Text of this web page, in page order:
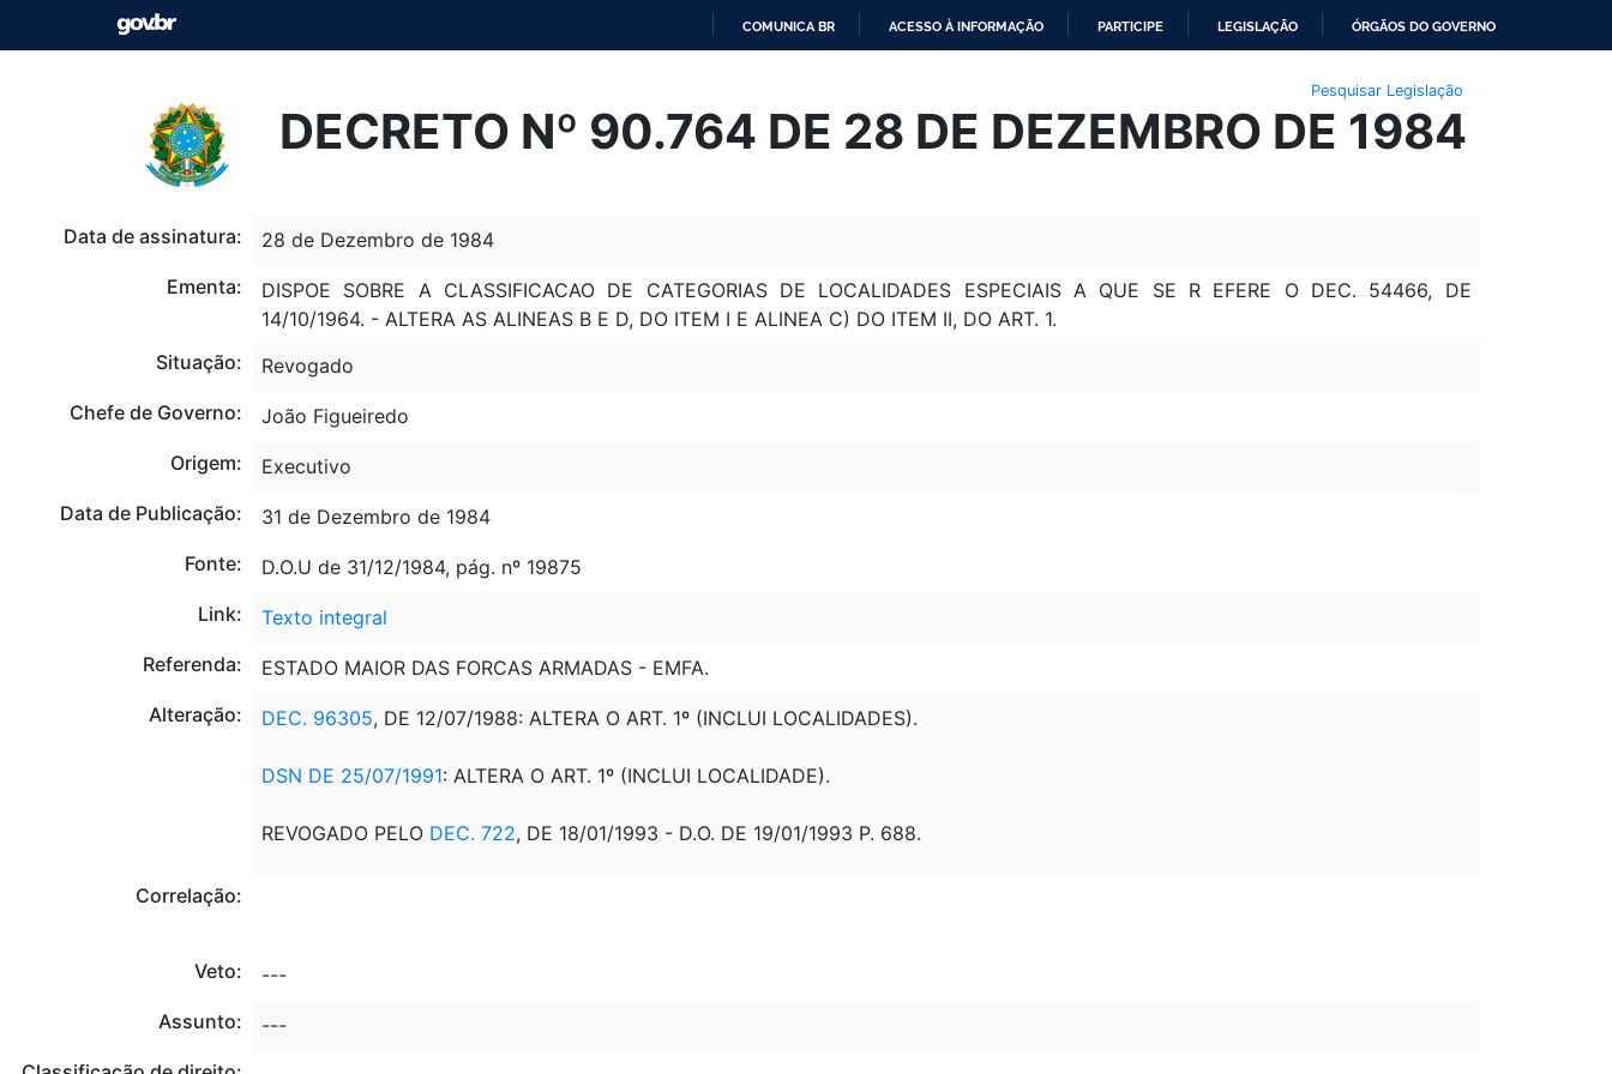
O
CONTEÚDO
COMUNICA BR ACESSO À INFORMAÇÃO PARTICIPE LEGISLAÇÃO ÓRGÃOS DO GOVERNO
Pesquisar Legislação
DECRETO Nº 90.764 DE 28 DE DEZEMBRO DE 1984
Data de assinatura:
28 de Dezembro de 1984
Ementa:
DISPOE SOBRE A CLASSIFICACAO DE CATEGORIAS DE LOCALIDADES ESPECIAIS A QUE SE R EFERE O DEC. 54466, DE
14/10/1964. - ALTERA AS ALINEAS B E D, DO ITEM I E ALINEA C) DO ITEM II, DO ART. 1.
Situação:
Revogado
Chefe de Governo:
João Figueiredo
Origem:
Executivo
Data de Publicação:
31 de Dezembro de 1984
Fonte:
D.O.U de 31/12/1984, pág. nº 19875
Link:
Texto integral
Referenda:
ESTADO MAIOR DAS FORCAS ARMADAS - EMFA.
Alteração:
DEC. 96305, DE 12/07/1988: ALTERA O ART. 1º (INCLUI LOCALIDADES).
DSN DE 25/07/1991: ALTERA O ART. 1º (INCLUI LOCALIDADE).
REVOGADO PELO DEC. 722, DE 18/01/1993 - D.O. DE 19/01/1993 P. 688.
Correlação:
Veto:
---
Assunto:
---